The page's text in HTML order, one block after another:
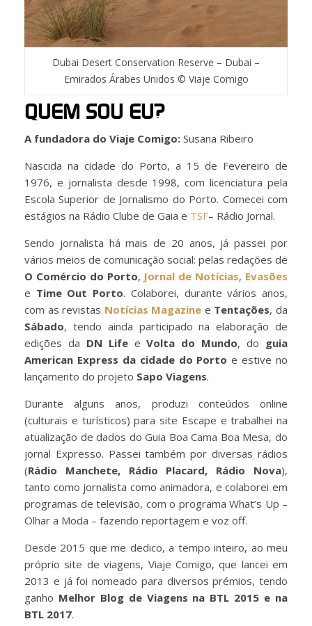
Dubai Desert Conservation Reserve – Dubai –
Emirados Árabes Unidos © Viaje Comigo
QUEM SOU EU?
A fundadora do Viaje Comigo: Susana Ribeiro
Nascida na cidade do Porto, a 15 de Fevereiro de
1976, e jornalista desde 1998, com licenciatura pela
Escola Superior de Jornalismo do Porto. Comecei com
estágios na Rádio Clube de Gaia e TSF– Rádio Jornal.
Sendo jornalista há mais de 20 anos, já passei por
vários meios de comunicação social: pelas redações de
O Comércio do Porto, Jornal de Notícias, Evasões
e Time Out Porto. Colaborei, durante vários anos,
com as revistas Notícias Magazine e Tentações, da
Sábado, tendo ainda participado na elaboração de
edições da DN LifeeVolta do Mundo, do guia
American Express da cidade do Porto e estive no
lançamento do projeto Sapo Viagens.
Durante alguns anos, produzi conteúdos online
(culturais e turísticos) para site Escape e trabalhei na
atualização de dados do Guia Boa Cama Boa Mesa, do
jornal Expresso. Passei também por diversas rádios
(Rádio Manchete, Rádio Placard, Rádio Nova),
tanto como jornalista como animadora, e colaborei em
programas de televisão, com o programa What’s Up –
Olhar a Moda – fazendo reportagem e voz off.
Desde 2015 que me dedico, a tempo inteiro, ao meu
próprio site de viagens, Viaje Comigo, que lancei em
2013 e já foi nomeado para diversos prémios, tendo
ganho Melhor Blog de Viagens na BTL 2015 e na
BTL 2017.